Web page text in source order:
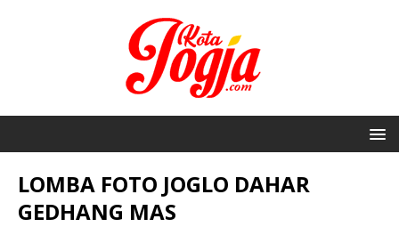
LOMBA FOTO JOGLO DAHAR
GEDHANG MAS